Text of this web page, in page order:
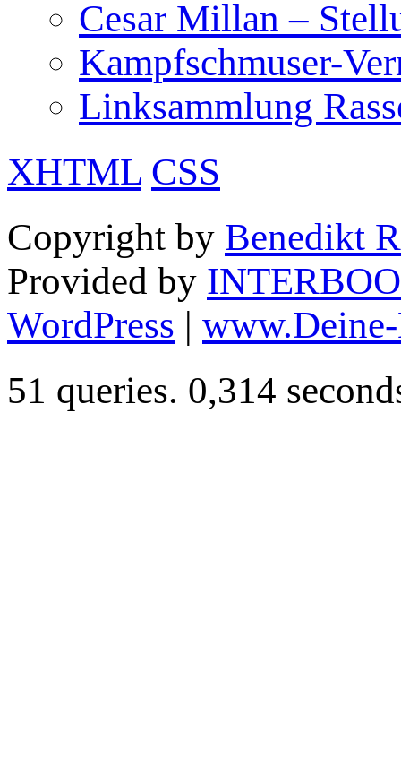
Cesar Millan –
Kampfschmuser-
Linksammlung
XHTML CSS
Copyright by Benedikt
Provided by
WordPress |
51 queries. 0,314